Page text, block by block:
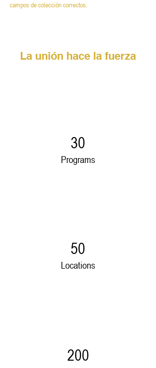
campos de colección correctos.
La unión hace la fuerza
30
Programs
50
Locations
200